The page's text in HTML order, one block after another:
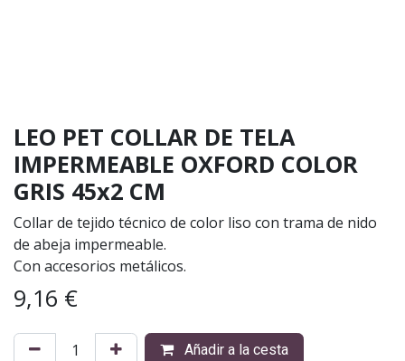
LEO PET COLLAR DE TELA
IMPERMEABLE OXFORD COLOR
GRIS 45x2 CM
Collar de tejido técnico de color liso con trama de nido
de abeja impermeable.
Con accesorios metálicos.
9,16 €
Añadir a la cesta